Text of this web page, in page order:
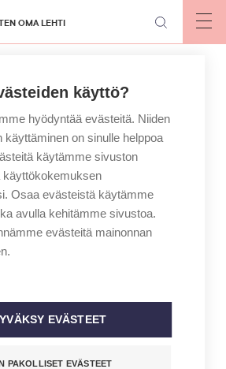
OMA LEHTI
heikkenee kesällä
käyttö?
hyödyntää evästeitä. Niiden
käyttäminen on sinulle helppoa
käytämme sivuston
käyttökokemuksen
Osaa evästeistä käytämme
avulla kehitämme sivustoa.
evästeitä mainonnan
EVÄSTEET
PAKOLLISET EVÄSTEET